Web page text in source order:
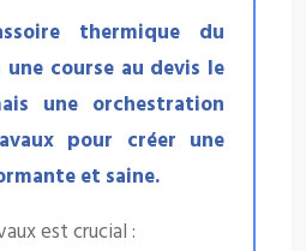
thermique du
une course au devis le
une orchestration
pour créer une
et saine.
est crucial :